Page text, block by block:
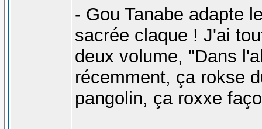
- Gou Tanabe adapte
sacrée claque ! J'ai
deux volume, "Dans
récemment, ça rokse
pangolin, ça roxxe